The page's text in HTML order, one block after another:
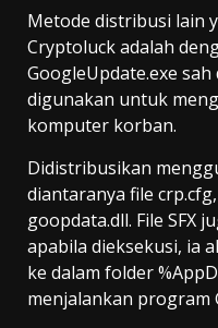
Metode distribusi lain
Cryptoluck adalah
GoogleUpdate.exe
digunakan untuk
komputer korban.
Didistribusikan
diantaranya file
goopdata.dll. File SFX
apabila dieksekusi, ia
ke dalam folder
menjalankan program